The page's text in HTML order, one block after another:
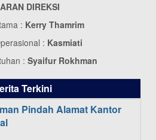
DIREKSI
: Kerry Thamrim
: Kasmiati
: Syaifur Rokhman
Terkini
Pindah Alamat Kantor